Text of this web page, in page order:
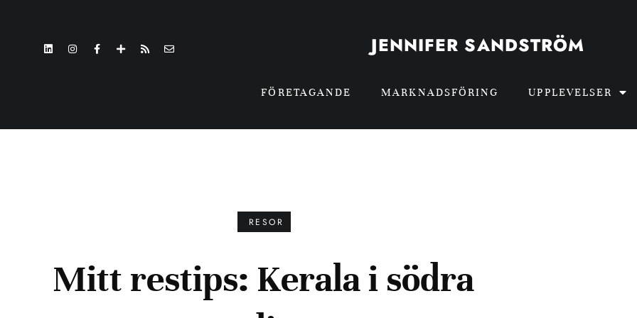
JENNIFER SANDSTRÖM
FÖRETAGANDE MARKNADSFÖRING UPPLEVELSER
RESOR
Mitt restips: Kerala i södra